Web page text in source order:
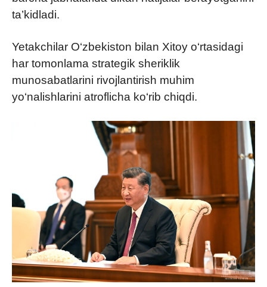
ta’kidladi.
Yetakchilar O‘zbekiston bilan Xitoy o‘rtasidagi
har tomonlama strategik sheriklik
munosabatlarini rivojlantirish muhim
yo‘nalishlarini atroflicha ko‘rib chiqdi.